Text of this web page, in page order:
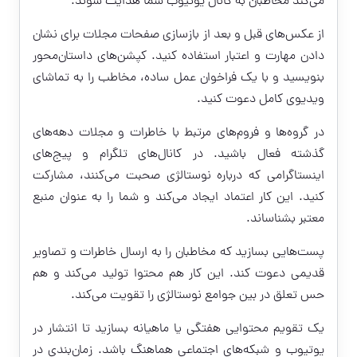
از عکس‌های قبل و بعد از بازسازی صفحات مجلات برای نشان
دادن مهارت و اعتبار استفاده کنید. کپشن‌های داستان‌محور
بنویسید و با یک فراخوان عمل ساده، مخاطب را به تماشای
ویدیوی کامل دعوت کنید.
در گروه‌ها و فروم‌های مرتبط با خاطرات و مجلات دهه‌های
گذشته فعال باشید. در کانال‌های تلگرام و پیج‌های
اینستاگرامی که درباره نوستالژی صحبت می‌کنند، مشارکت
کنید. این کار اعتماد ایجاد می‌کند و شما را به عنوان منبع
معتبر بشناساند.
پست‌هایی بسازید که مخاطبان را به ارسال خاطرات و تصاویر
قدیمی دعوت کند. این کار هم محتوا تولید می‌کند و هم
حس تعلق در بین جوامع نوستالژی را تقویت می‌کند.
یک تقویم محتوایی هفتگی یا ماهیانه بسازید تا انتشار در
یوتیوب و شبکه‌های اجتماعی هماهنگ باشد. زمان‌بندی در